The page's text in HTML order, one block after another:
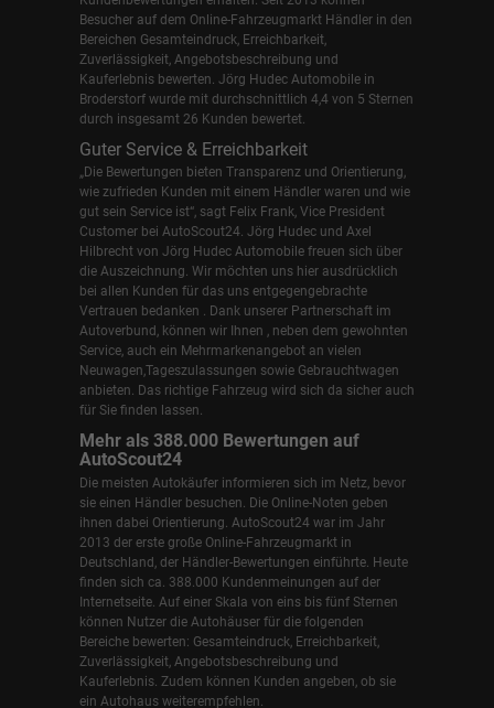
Besucher auf dem Online-Fahrzeugmarkt Händler in den
Bereichen Gesamteindruck, Erreichbarkeit,
Zuverlässigkeit, Angebotsbeschreibung und
Kauferlebnis bewerten. Jörg Hudec Automobile in
Broderstorf wurde mit durchschnittlich 4,4 von 5 Sternen
durch insgesamt 26 Kunden bewertet.
Guter Service & Erreichbarkeit
„Die Bewertungen bieten Transparenz und Orientierung,
wie zufrieden Kunden mit einem Händler waren und wie
gut sein Service ist“, sagt Felix Frank, Vice President
Customer bei AutoScout24. Jörg Hudec und Axel
Hilbrecht von Jörg Hudec Automobile freuen sich über
die Auszeichnung. Wir möchten uns hier ausdrücklich
bei allen Kunden für das uns entgegengebrachte
Vertrauen bedanken . Dank unserer Partnerschaft im
Autoverbund, können wir Ihnen , neben dem gewohnten
Service, auch ein Mehrmarkenangebot an vielen
Neuwagen,Tageszulassungen sowie Gebrauchtwagen
anbieten. Das richtige Fahrzeug wird sich da sicher auch
für Sie finden lassen.
Mehr als 388.000 Bewertungen auf
AutoScout24
Die meisten Autokäufer informieren sich im Netz, bevor
sie einen Händler besuchen. Die Online-Noten geben
ihnen dabei Orientierung. AutoScout24 war im Jahr
2013 der erste große Online-Fahrzeugmarkt in
Deutschland, der Händler-Bewertungen einführte. Heute
finden sich ca. 388.000 Kundenmeinungen auf der
Internetseite. Auf einer Skala von eins bis fünf Sternen
können Nutzer die Autohäuser für die folgenden
Bereiche bewerten: Gesamteindruck, Erreichbarkeit,
Zuverlässigkeit, Angebotsbeschreibung und
Kauferlebnis. Zudem können Kunden angeben, ob sie
ein Autohaus weiterempfehlen.